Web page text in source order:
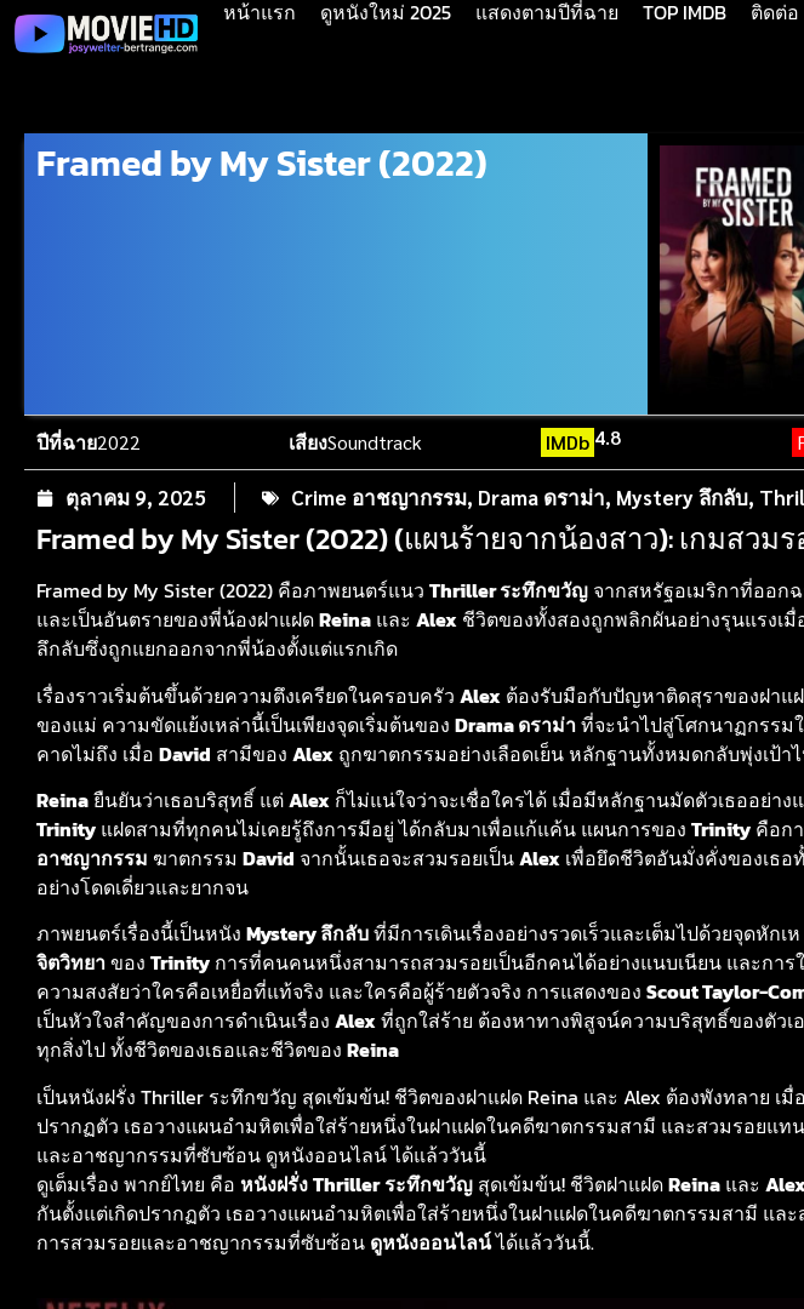
หน้าแรก ดูหนังใหม่ 2025 แสดงตามปีที่ฉาย TOP IMDB ติดต่
Framed by My Sister (2022)
ปีที่ฉาย2022 เสียงSoundtrack IMDb 4.8
ตุลาคม 9, 2025 Crime อาชญากรรม, Drama ดราม่า, Mystery ลึกลับ,
Framed by My Sister (2022) (แผนร้ายจากน้องสาว): เกมสว
Framed by My Sister (2022) คือภาพยนตร์แนว Thriller ระทึกขวัญ จากสหรัฐอเมริกาที่ออก
และเป็นอันตรายของพี่น้องฝาแฝดReina และ Alex ชีวิตของทั้งสองถูกพลิกผันอย่างรุนแรงเ
ลึกลับซึ่งถูกแยกออกจากพี่น้องตั้งแต่แรกเกิด
เรื่องราวเริ่มต้นขึ้นด้วยความตึงเครียดในครอบครัว Alex ต้องรับมือกับปัญหาติดสุราของฝาแ
ของแม่ ความขัดแย้งเหล่านี้เป็นเพียงจุดเริ่มต้นของ Drama ดราม่าที่จะนำไปสู่โศกนาฏกรรม
คาดไม่ถึง เมื่อ David สามีของ Alex ถูกฆาตกรรมอย่างเลือดเย็น หลักฐานทั้งหมดกลับพุ่งเป้า
Reinaยืนยันว่าเธอบริสุทธิ์ แต่Alex ก็ไม่แน่ใจว่าจะเชื่อใครได้ เมื่อมีหลักฐานมัดตัวเธออย่
Trinity แฝดสามที่ทุกคนไม่เคยรู้ถึงการมีอยู่ ได้กลับมาเพื่อแก้แค้น แผนการของ Trinity คือก
อาชญากรรม ฆาตกรรม David จากนั้นเธอจะสวมรอยเป็นAlex เพื่อยึดชีวิตอันมั่งคั่งของเธอ
อย่างโดดเดี่ยวและยากจน
ภาพยนตร์เรื่องนี้เป็นหนัง Mystery ลึกลับที่มีการเดินเรื่องอย่างรวดเร็วและเต็มไปด้วยจุดหัก
จิตวิทยาของ Trinity การที่คนคนหนึ่งสามารถสวมรอยเป็นอีกคนได้อย่างแนบเนียน และกา
ความสงสัยว่าใครคือเหยื่อที่แท้จริง และใครคือผู้ร้ายตัวจริง การแสดงของ Scout Taylor-
เป็นหัวใจสำคัญของการดำเนินเรื่อง Alexที่ถูกใส่ร้าย ต้องหาทางพิสูจน์ความบริสุทธิ์ของตัวเ
ทุกสิ่งไป ทั้งชีวิตของเธอและชีวิตของ Reina
เป็นหนังฝรั่ง Thriller ระทึกขวัญ สุดเข้มข้น! ชีวิตของฝาแฝด Reina และ Alex ต้องพังทลาย
ปรากฏตัว เธอวางแผนอำมหิตเพื่อใส่ร้ายหนึ่งในฝาแฝดในคดีฆาตกรรมสามี และสวมรอยแ
และอาชญากรรมที่ซับซ้อน ดูหนังออนไลน์ ได้แล้ววันนี้
ดูเต็มเรื่อง พากย์ไทย คือ หนังฝรั่งThrillerระทึกขวัญ สุดเข้มข้น! ชีวิตฝาแฝดReina และ
กันตั้งแต่เกิดปรากฏตัว เธอวางแผนอำมหิตเพื่อใส่ร้ายหนึ่งในฝาแฝดในคดีฆาตกรรมสามี แ
การสวมรอยและอาชญากรรมที่ซับซ้อน ดูหนังออนไลน์ได้แล้ววันนี้.